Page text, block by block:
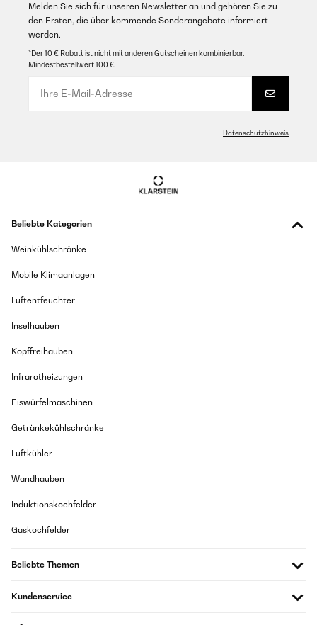
Melden Sie sich für unseren Newsletter an und gehören Sie zu
den Ersten, die über kommende Sonderangebote informiert
werden.
*Der 10 € Rabatt ist nicht mit anderen Gutscheinen kombinierbar.
Mindestbestellwert 100 €.
Datenschutzhinweis
Beliebte Kategorien
Weinkühlschränke
Mobile Klimaanlagen
Luftentfeuchter
Inselhauben
Kopffreihauben
Infrarotheizungen
Eiswürfelmaschinen
Getränkekühlschränke
Luftkühler
Wandhauben
Induktionskochfelder
Gaskochfelder
Beliebte Themen
Kundenservice